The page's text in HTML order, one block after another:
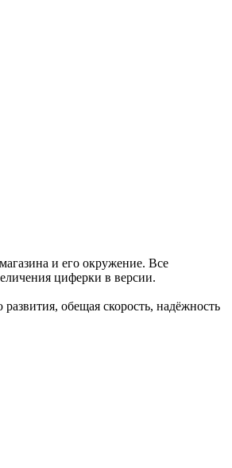
и его окружение. Все
циферки в версии.
обещая скорость, надёжность